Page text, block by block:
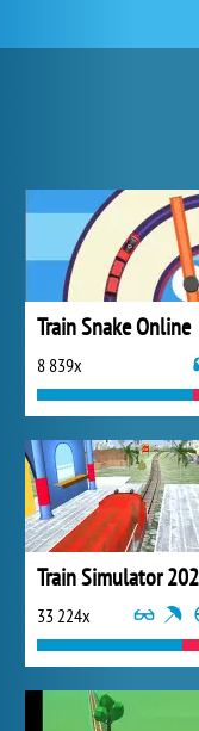
Train Snake Online
8 839x
Train Simulator
33 224x